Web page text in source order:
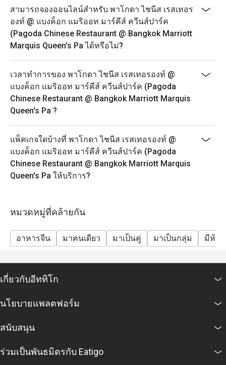
17:30 – 21:30 น. – อาหารค่ำ* (รับออเดอร์สุดท้าย 21.30
น.)
สามารถจองออนไลน์สำหรับ พาโกดา ไชนีส เรสเทอร
องท์ @ แบงค็อก แมริออท มาร์คีส์ ควีนส์ปาร์ค
(Pagoda Chinese Restaurant @ Bangkok Marriott
Marquis Queen's Pa ได้หรือไม่?
เวลาทำการของ พาโกดา ไชนีส เรสเทอรองท์ @
แบงค็อก แมริออท มาร์คีส์ ควีนส์ปาร์ค (Pagoda
Chinese Restaurant @ Bangkok Marriott Marquis
Queen's Pa ?
แพ็คเกจใดบ้างที่ พาโกดา ไชนีส เรสเทอรองท์ @
แบงค็อก แมริออท มาร์คีส์ ควีนส์ปาร์ค (Pagoda
Chinese Restaurant @ Bangkok Marriott Marquis
Queen's Pa ให้บริการ?
หมวดหมู่ที่คล้ายกัน
อาหารจีน มาคนเดียว มาเป็นคู่ มาเป็นกลุ่ม มีห้อ
เกี่ยวกับอีททิโก
นโยบายแพลตฟอร์ม
สนับสนุน
ร่วมเป็นพันธมิตรกับ Eatigo